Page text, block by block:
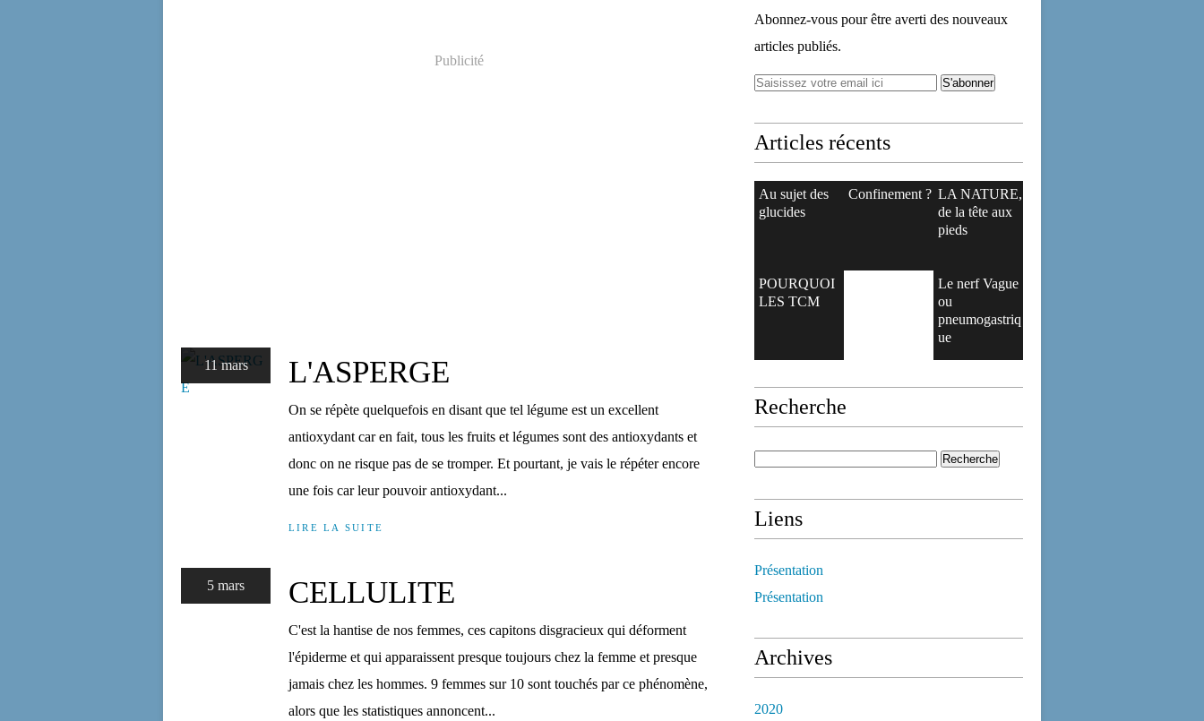
Publicité
11 mars L'ASPERGE
On se répète quelquefois en disant que tel légume est un excellent
antioxydant car en fait, tous les fruits et légumes sont des antioxydants et
donc on ne risque pas de se tromper. Et pourtant, je vais le répéter encore
une fois car leur pouvoir antioxydant...
LIRE LA SUITE
5 mars CELLULITE
C'est la hantise de nos femmes, ces capitons disgracieux qui déforment
l'épiderme et qui apparaissent presque toujours chez la femme et presque
jamais chez les hommes. 9 femmes sur 10 sont touchés par ce phénomène,
alors que les statistiques annoncent...
Abonnez-vous pour être averti des nouveaux
articles publiés.
Articles récents
Au sujet des
glucides
Confinement ? LA NATURE,
de la tête aux
pieds
POURQUOI
LES TCM
Le nerf Vague
ou
pneumogastriq
ue
Recherche
Liens
Présentation
Présentation
Archives
2020